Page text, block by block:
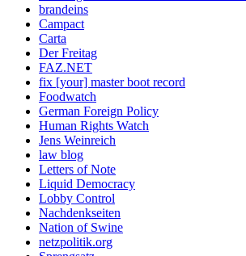
brandeins
Campact
Carta
Der Freitag
FAZ.NET
fix [your] master boot record
Foodwatch
German Foreign Policy
Human Rights Watch
Jens Weinreich
law blog
Letters of Note
Liquid Democracy
Lobby Control
Nachdenkseiten
Nation of Swine
netzpolitik.org